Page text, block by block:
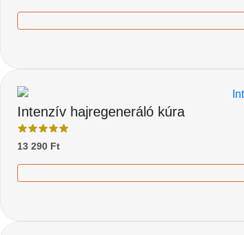
Intenzív hajregeneráló kúra
13 290 Ft